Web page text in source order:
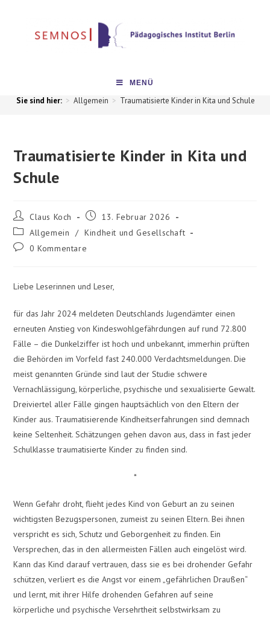
MENÜ
> Allgemein > Traumatisierte Kinder in Kita und Schule
Traumatisierte Kinder in Kita und
Schule
Claus Koch
13. Februar 2026
Allgemein
/ Kindheit und Gesellschaft
0 Kommentare
Liebe Leserinnen und Leser,
für das Jahr 2024 meldeten Deutschlands Jugendämter einen
erneuten Anstieg von Kindeswohlgefährdungen auf rund 72.800
Fälle – die Dunkelziffer ist hoch und unbekannt, immerhin prüften
die Behörden im Vorfeld fast 240.000 Verdachtsmeldungen. Die
meist genannten Gründe sind laut der Studie schwere
Vernachlässigung, körperliche, psychische und sexualisierte Gewalt.
Dreiviertel aller Fälle gingen hauptsächlich von den Eltern der
Kinder aus. Traumatisierende Kindheitserfahrungen sind demnach
keine Seltenheit. Schätzungen gehen davon aus, dass in fast jeder
Schulklasse traumatisierte Kinder zu finden sind.
*
Wenn Gefahr droht, flieht jedes Kind von Geburt an zu seinen
wichtigsten Bezugspersonen, zumeist zu seinen Eltern. Bei ihnen
verspricht es sich, Schutz und Geborgenheit zu finden. Ein
Versprechen, das in den allermeisten Fällen auch eingelöst wird.
Kann das Kind darauf vertrauen, dass sie es bei drohender Gefahr
schützen, verliert es die Angst vor einem „gefährlichen Draußen“
und lernt, mit ihrer Hilfe drohenden Gefahren auf seine
körperliche und psychische Versehrtheit selbstwirksam zu